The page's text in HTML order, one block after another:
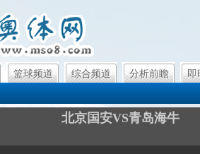
篮球频道 综合频道 分析前瞻 即
北京国安VS青岛海牛